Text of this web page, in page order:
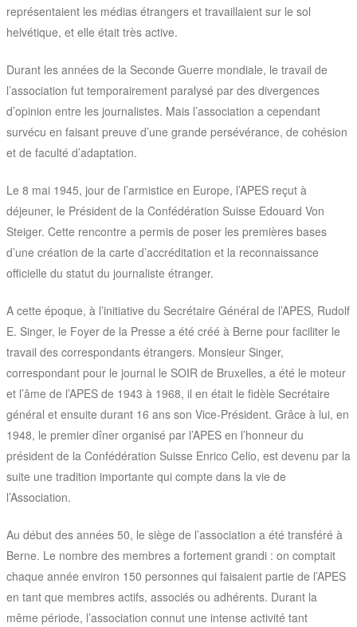
représentaient les médias étrangers et travaillaient sur le sol
helvétique, et elle était très active.
Durant les années de la Seconde Guerre mondiale, le travail de
l’association fut temporairement paralysé par des divergences
d’opinion entre les journalistes. Mais l’association a cependant
survécu en faisant preuve d’une grande persévérance, de cohésion
et de faculté d’adaptation.
Le 8 mai 1945, jour de l’armistice en Europe, l’APES reçut à
déjeuner, le Président de la Confédération Suisse Edouard Von
Steiger. Cette rencontre a permis de poser les premières bases
d’une création de la carte d’accréditation et la reconnaissance
officielle du statut du journaliste étranger.
A cette époque, à l’initiative du Secrétaire Général de l’APES, Rudolf
E. Singer, le Foyer de la Presse a été créé à Berne pour faciliter le
travail des correspondants étrangers. Monsieur Singer,
correspondant pour le journal le SOIR de Bruxelles, a été le moteur
et l’âme de l’APES de 1943 à 1968, il en était le fidèle Secrétaire
général et ensuite durant 16 ans son Vice-Président. Grâce à lui, en
1948, le premier dîner organisé par l’APES en l’honneur du
président de la Confédération Suisse Enrico Celio, est devenu par la
suite une tradition importante qui compte dans la vie de
l’Association.
Au début des années 50, le siège de l’association a été transféré à
Berne. Le nombre des membres a fortement grandi : on comptait
chaque année environ 150 personnes qui faisaient partie de l’APES
en tant que membres actifs, associés ou adhérents. Durant la
même période, l’association connut une intense activité tant